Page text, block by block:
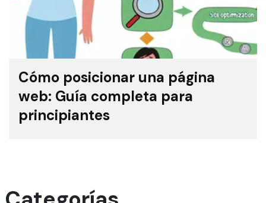
Cómo posicionar una página
web: Guía completa para
principiantes